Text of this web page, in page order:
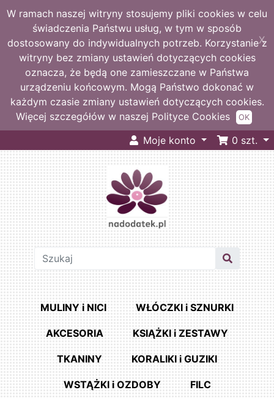
W ramach naszej witryny stosujemy pliki cookies w celu
świadczenia Państwu usług, w tym w sposób
dostosowany do indywidualnych potrzeb. Korzystanie z
witryny bez zmiany ustawień dotyczących cookies
oznacza, że będą one zamieszczane w Państwa
urządzeniu końcowym. Mogą Państwo dokonać w
każdym czasie zmiany ustawień dotyczących cookies.
Więcej szczegółów w naszej Polityce Cookies
X
OK
Moje konto 0 szt.
MULINY i NICI WŁÓCZKI i SZNURKI
AKCESORIA KSIĄŻKI i ZESTAWY
TKANINY KORALIKI i GUZIKI
WSTĄŻKI i OZDOBY FILC